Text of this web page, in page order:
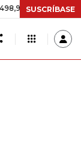
+$ 8.753,81 +2,19%
SUSCRÍBASE